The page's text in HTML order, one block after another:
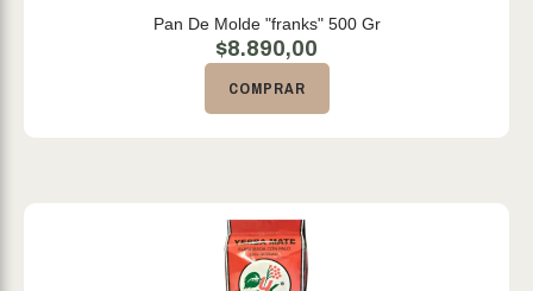
Pan De Molde "franks" 500 Gr
$8.890,00
COMPRAR